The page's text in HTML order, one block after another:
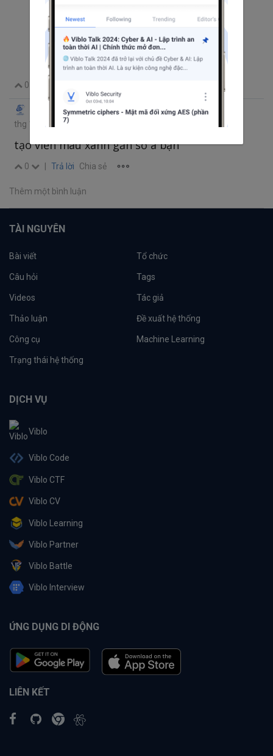
0
Dương Trần Ánh @vibloanhduong
•
thg 10 23, 2021 1:36 CH
tạo viền màu xanh gần số á bạn
0 Trả lời Chia sẻ
Thêm một bình luận
TÀI NGUYÊN
Bài viết Tổ chức
Câu hỏi Tags
Videos Tác giả
Thảo luận Đề xuất hệ thống
Công cụ Machine Learning
Trạng thái hệ thống
DỊCH VỤ
Viblo
Viblo Code
Viblo CTF
Viblo CV
Viblo Learning
Viblo Partner
Viblo Battle
Viblo Interview
ỨNG DỤNG DI ĐỘNG
LIÊN KẾT